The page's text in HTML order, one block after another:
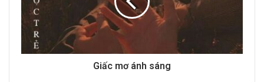
l
Giấc mơ ánh sáng